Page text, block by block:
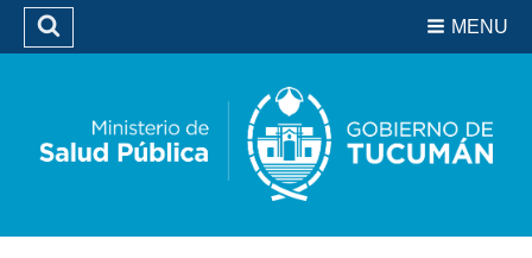
Biblioteca
MENU
Buscar